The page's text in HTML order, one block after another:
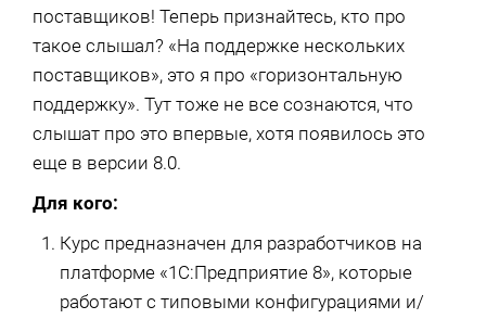
поставщиков! Теперь признайтесь, кто про
такое слышал? «На поддержке нескольких
поставщиков», это я про «горизонтальную
поддержку». Тут тоже не все сознаются, что
слышат про это впервые, хотя появилось это
еще в версии 8.0.
Для кого:
Курс предназначен для разработчиков на
платформе «1С:Предприятие 8», которые
работают с типовыми конфигурациями и/